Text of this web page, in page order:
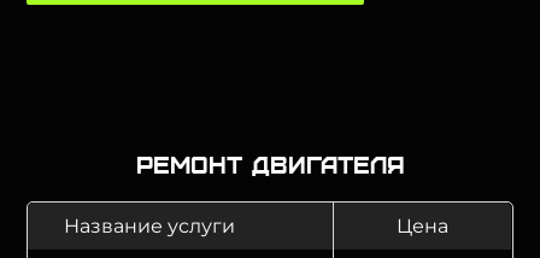
Ремонт двигателя
Название услуги Цена